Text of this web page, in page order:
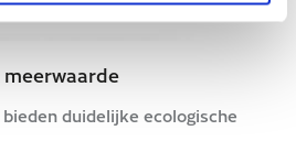
duidelijke ecologische